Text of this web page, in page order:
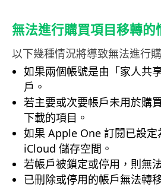
無法進行購買項目移轉的
以下幾種情況將導致無法進行
如果兩個帳號是由「家人共
戶。
若主要或次要帳戶未用於購
下載的項目。
如果 Apple One 訂閱已設定
iCloud 儲存空間。
若帳戶被鎖定或停用，則無
已刪除或停用的帳戶無法轉